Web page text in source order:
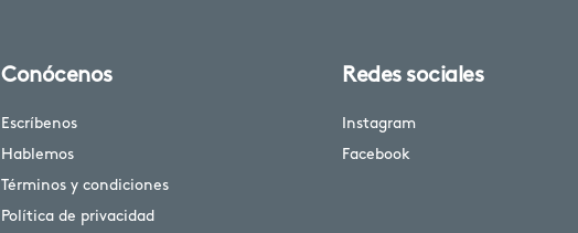
Conócenos
Escríbenos
Hablemos
Términos y condiciones
Política de privacidad
Redes sociales
Instagram
Facebook